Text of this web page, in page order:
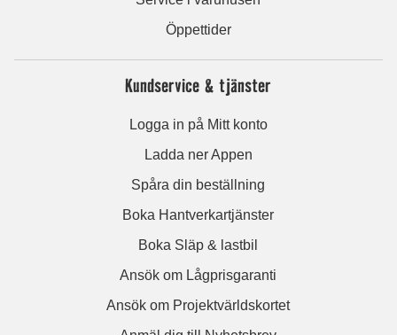
Öppettider
Kundservice & tjänster
Logga in på Mitt konto
Ladda ner Appen
Spåra din beställning
Boka Hantverkartjänster
Boka Släp & lastbil
Ansök om Lågprisgaranti
Ansök om Projektvärldskortet